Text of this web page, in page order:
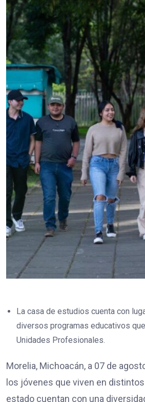
La casa de estudios cuenta con
diversos programas educativos
Unidades Profesionales.
Morelia, Michoacán, a 07 de
los jóvenes que viven en
estado cuentan con una